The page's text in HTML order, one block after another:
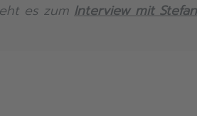
es zum Interview mit